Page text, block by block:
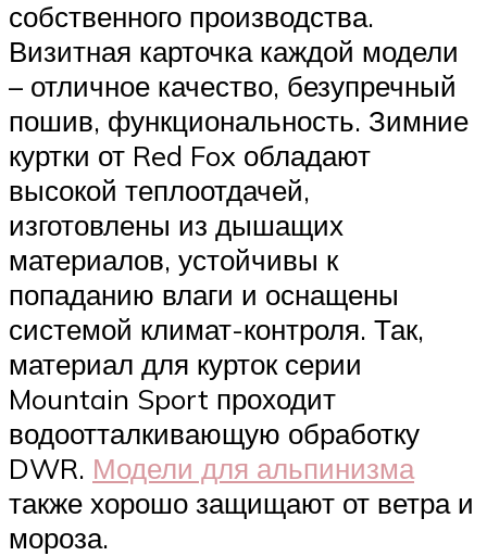
собственного производства.
Визитная карточка каждой модели
– отличное качество, безупречный
пошив, функциональность. Зимние
куртки от Red Fox обладают
высокой теплоотдачей,
изготовлены из дышащих
материалов, устойчивы к
попаданию влаги и оснащены
системой климат-контроля. Так,
материал для курток серии
Mountain Sport проходит
водоотталкивающую обработку
DWR. Модели для альпинизма
также хорошо защищают от ветра и
мороза.